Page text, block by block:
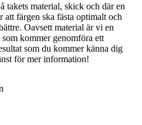
takets material, skick och där en
färgen ska fästa optimalt och
Oavsett material är vi en
kommer genomföra ett
som du kommer känna dig
för mer information!